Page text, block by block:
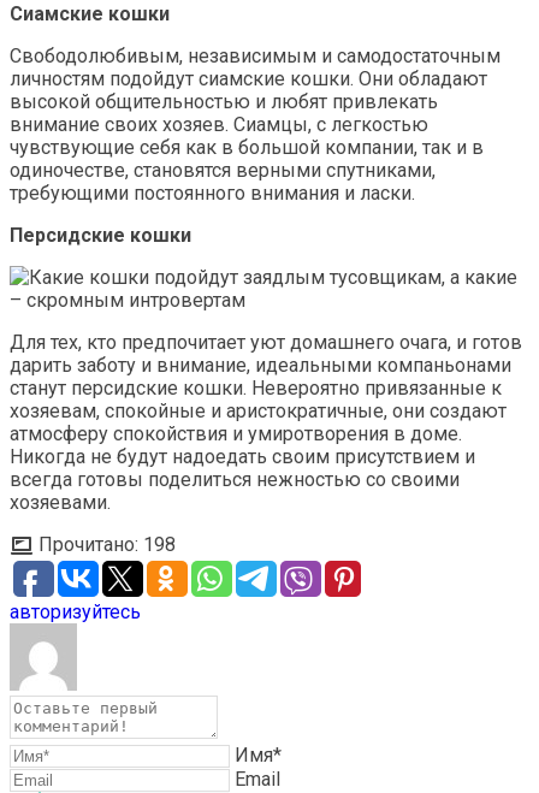
Сиамские кошки
Свободолюбивым, независимым и самодостаточным
личностям подойдут сиамские кошки. Они обладают
высокой общительностью и любят привлекать
внимание своих хозяев. Сиамцы, с легкостью
чувствующие себя как в большой компании, так и в
одиночестве, становятся верными спутниками,
требующими постоянного внимания и ласки.
Персидские кошки
Для тех, кто предпочитает уют домашнего очага, и готов
дарить заботу и внимание, идеальными компаньонами
станут персидские кошки. Невероятно привязанные к
хозяевам, спокойные и аристократичные, они создают
атмосферу спокойствия и умиротворения в доме.
Никогда не будут надоедать своим присутствием и
всегда готовы поделиться нежностью со своими
хозяевами.
Прочитано: 198
авторизуйтесь
Имя*
Email